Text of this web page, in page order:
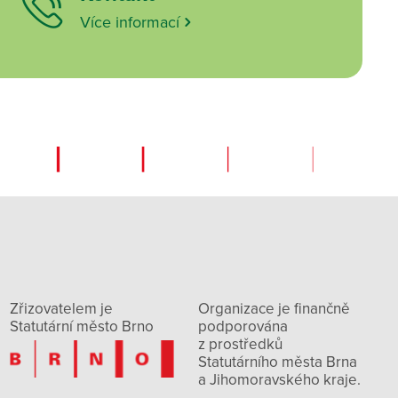
Více informací
Zřizovatelem je
Statutární město Brno
Organizace je finančně
podporována
z prostředků
Statutárního města Brna
a Jihomoravského kraje.